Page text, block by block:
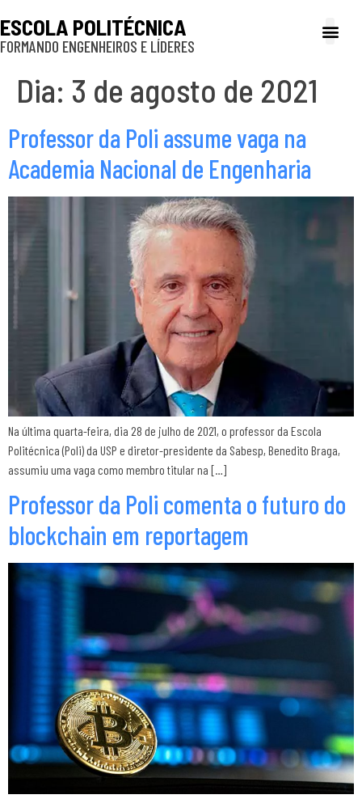
ESCOLA POLITÉCNICA
FORMANDO ENGENHEIROS E LÍDERES
Dia: 3 de agosto de 2021
Professor da Poli assume vaga na
Academia Nacional de Engenharia
Na última quarta-feira, dia 28 de julho de 2021, o professor da Escola
Politécnica (Poli) da USP e diretor-presidente da Sabesp, Benedito Braga,
assumiu uma vaga como membro titular na […]
Professor da Poli comenta o futuro do
blockchain em reportagem